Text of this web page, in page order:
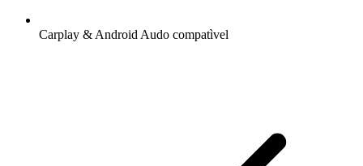
Carplay & Android Audo compatìvel